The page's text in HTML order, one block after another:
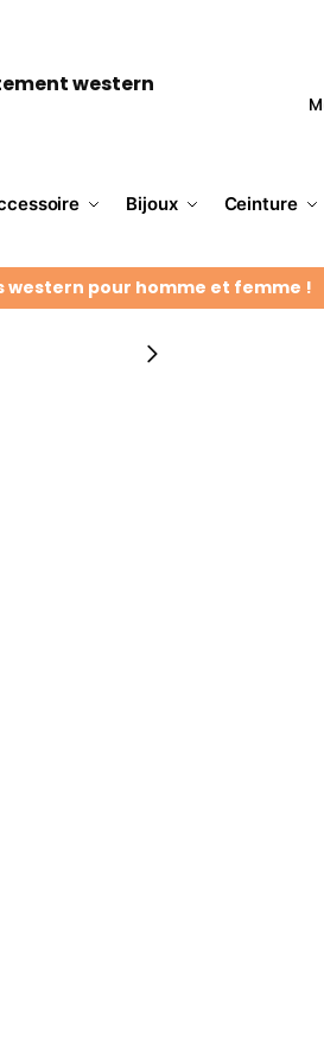
Bijoux Ceinture
western pour homme et femme !